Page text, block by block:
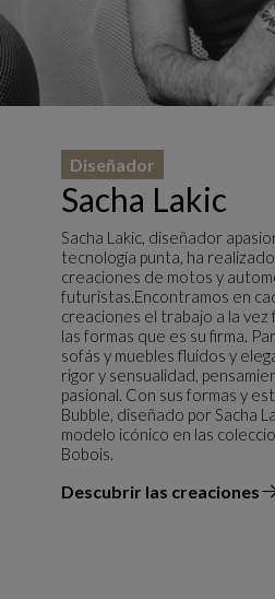
Sacha Lakic
Diseñador
Sacha Lakic, diseñador
tecnología punta, ha
creaciones de motos y
futuristas.Encontramos en
creaciones el trabajo a la vez
las formas que es su firma.
sofás y muebles fluidos y
rigor y sensualidad,
pasional. Con sus formas y
Bubble, diseñado por Sacha
modelo icónico en las
Bobois.
Descubrir las creaciones
el diseñador